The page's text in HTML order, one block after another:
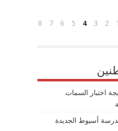
1
2
3
4
5
6
7
8
اختبار السمات
أسيوط الجديدة